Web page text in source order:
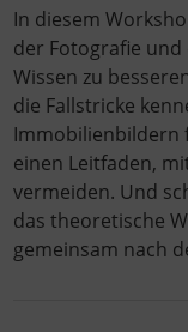
In diesem
der Fotografie
Wissen zu
die Fallstricke
Immobilienbildern
einen Leitfaden,
vermeiden. Und
das theoretische
gemeinsam nach